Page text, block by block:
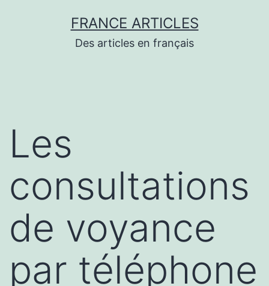
FRANCE ARTICLES
Des articles en français
Les
consultations
de voyance
par téléphone